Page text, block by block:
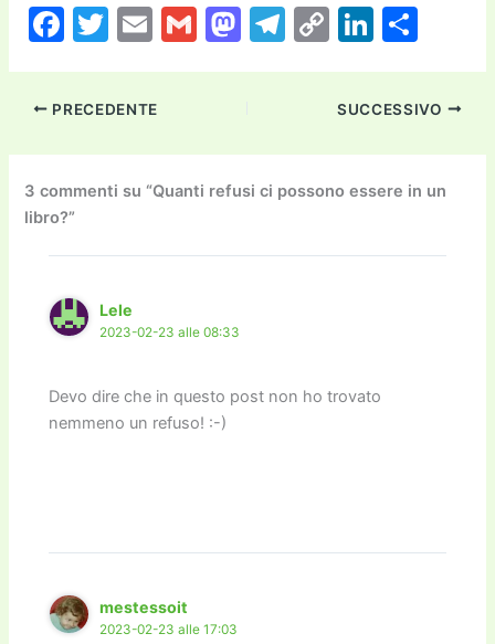
F
c
e
b
o
o
k
T
itt
er
E
ai
l
G
M
d
o
T
a
m
C
p
y
Li
n
Li
k
e
dI
n
n
di
vi
di
PRECEDENTE SUCCESSIVO
3 commenti su “Quanti refusi ci possono essere in un
libro?”
Lele
2023-02-23 alle 08:33
Devo dire che in questo post non ho trovato
nemmeno un refuso! :-)
mestessoit
2023-02-23 alle 17:03